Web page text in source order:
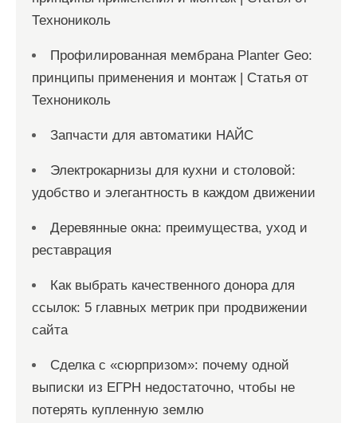
Технониколь
Профилированная мембрана Planter Geo:
принципы применения и монтаж | Статья от
Технониколь
Запчасти для автоматики НАЙС
Электрокарнизы для кухни и столовой:
удобство и элегантность в каждом движении
Деревянные окна: преимущества, уход и
реставрация
Как выбрать качественного донора для
ссылок: 5 главных метрик при продвижении
сайта
Сделка с «сюрпризом»: почему одной
выписки из ЕГРН недостаточно, чтобы не
потерять купленную землю